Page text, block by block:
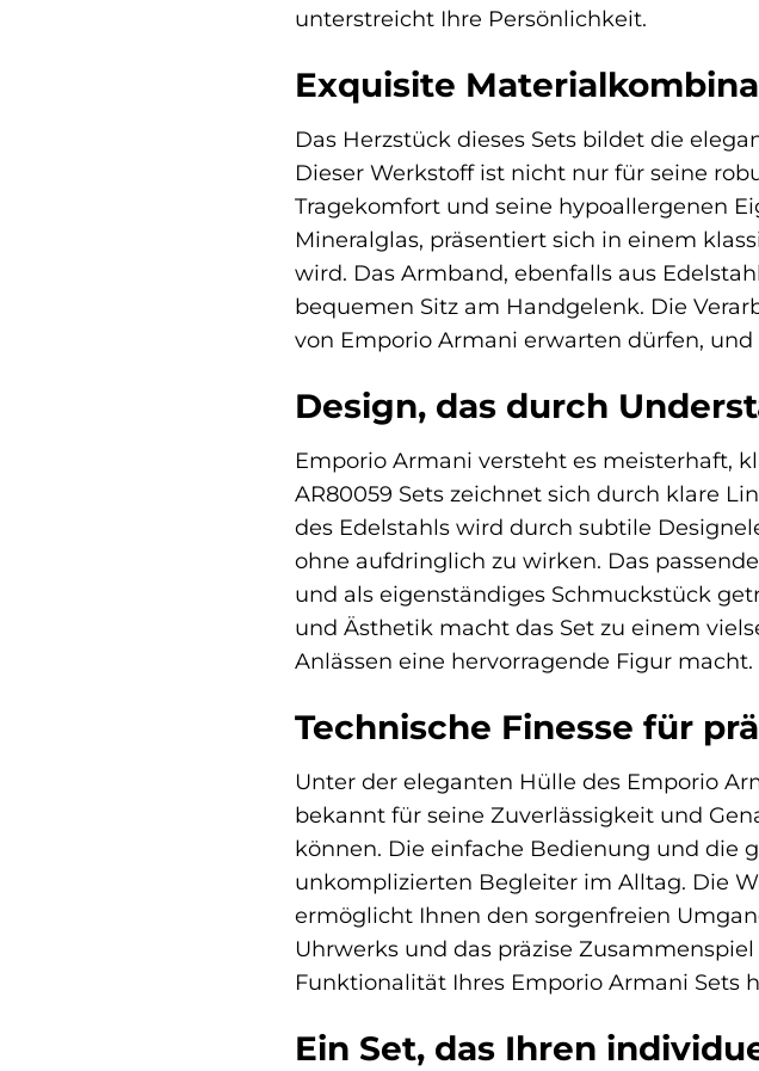
unterstreicht Ihre Persönlichkeit.
Exquisite
Das Herzstück dieses Sets bildet die
Dieser Werkstoff ist nicht nur für seine
Tragekomfort und seine hypoallergenen
Mineralglas, präsentiert sich in einem
wird. Das Armband, ebenfalls aus
bequemen Sitz am Handgelenk. Die
von Emporio Armani erwarten dürfen,
Design, das durch
Emporio Armani versteht es meisterhaft,
AR80059 Sets zeichnet sich durch klare
des Edelstahls wird durch subtile
ohne aufdringlich zu wirken. Das
und als eigenständiges Schmuckstück
und Ästhetik macht das Set zu einem
Anlässen eine hervorragende Figur macht.
Technische Finesse für
Unter der eleganten Hülle des Emporio
bekannt für seine Zuverlässigkeit und
können. Die einfache Bedienung und die
unkomplizierten Begleiter im Alltag. Die
ermöglicht Ihnen den sorgenfreien
Uhrwerks und das präzise
Funktionalität Ihres Emporio Armani Sets
Ein Set, das Ihren